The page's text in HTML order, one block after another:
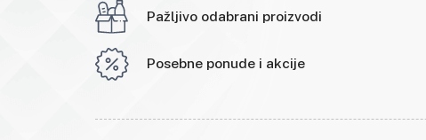
Pažljivo odabrani proizvodi
Posebne ponude i akcije